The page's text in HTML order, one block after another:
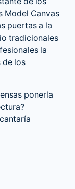
Model Canvas
puertas a la
tradicionales
la
de los
ponerla